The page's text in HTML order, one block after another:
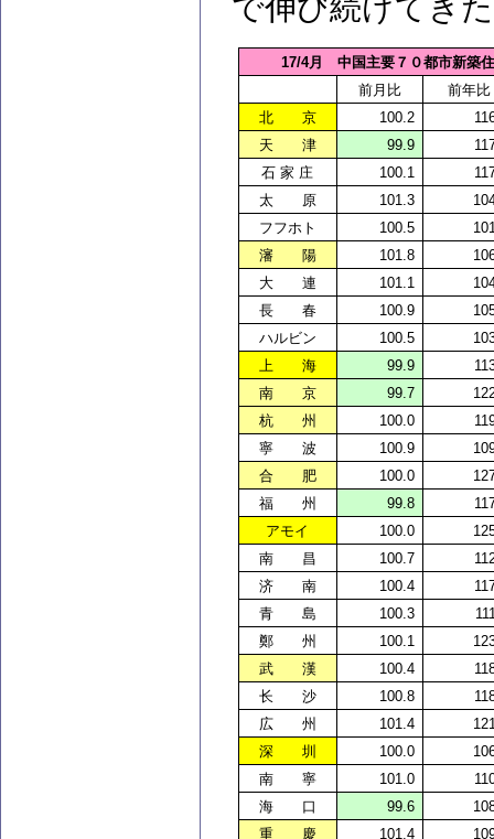
で伸び続けてき
17/4月 中国主要７０都市新築
前月比
前年比
北 京
100.2
天 津
99.9
石 家 庄
100.1
太 原
101.3
フフホト
100.5
瀋 陽
101.8
大 連
101.1
長 春
100.9
ハルビン
100.5
上 海
99.9
南 京
99.7
杭 州
100.0
寧 波
100.9
合 肥
100.0
福 州
99.8
アモイ
100.0
南 昌
100.7
济南 100.4
青 島
100.3
鄭 州
100.1
武 漢
100.4
长 沙 100.8
広 州
101.4
深 圳
100.0
南 寧
101.0
海 口
99.6
重 慶
101.4